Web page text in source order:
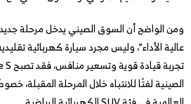
ومن الواضح أن السوق الصيني يدخل مرحلة
الصينية لفتًا للانتباه خلال المرحلة المقبلة،